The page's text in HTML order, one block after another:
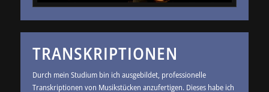
TRANSKRIP­­TIONEN
Durch mein Studium bin ich ausgebildet, professionelle
Transkriptionen von Musikstücken anzufertigen. Dieses habe ich